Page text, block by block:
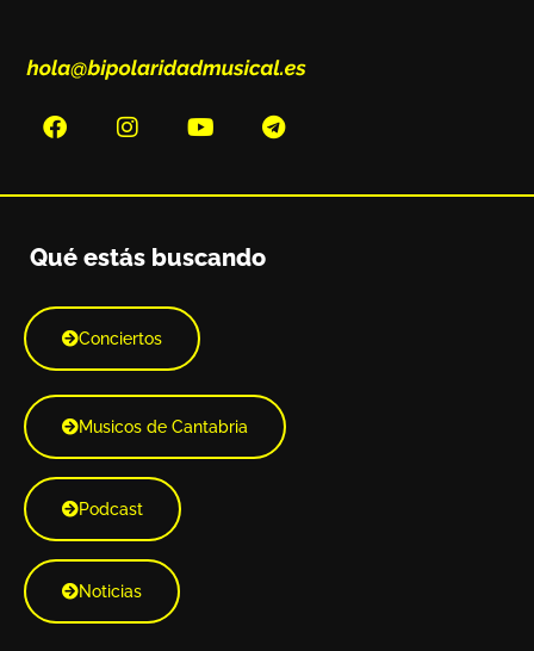
Qué estás buscando
Conciertos
Musicos de Cantabria
Podcast
Noticias